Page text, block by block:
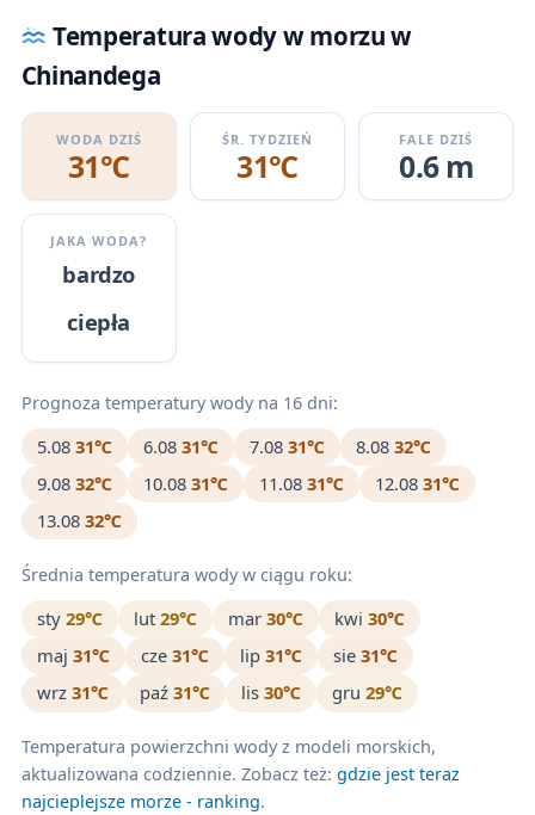
Temperatura wody w morzu w
Chinandega
WODA DZIŚ
31℃
ŚR. TYDZIEŃ
31℃
FALE DZIŚ
0.6 m
JAKA WODA?
bardzo
ciepła
Prognoza temperatury wody na 16 dni:
5.08 31℃ 6.08 31℃ 7.08 31℃ 8.08 32℃
9.08 32℃ 10.08 31℃ 11.08 31℃ 12.08 31℃
13.08 32℃
Średnia temperatura wody w ciągu roku:
sty 29℃ lut 29℃ mar 30℃ kwi 30℃
maj 31℃ cze 31℃ lip 31℃ sie 31℃
wrz 31℃ paź 31℃ lis 30℃ gru 29℃
Temperatura powierzchni wody z modeli morskich,
aktualizowana codziennie. Zobacz też: gdzie jest teraz
najcieplejsze morze - ranking.